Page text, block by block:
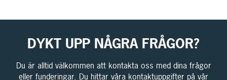
DYKT UPP NÅGRA FRÅGOR?
Du är alltid välkommen att kontakta oss med dina frågor
eller funderingar. Du hittar våra kontaktuppgifter på vår